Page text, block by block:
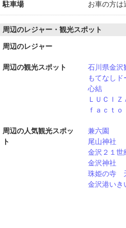
駐車場 お車の方は
周辺のレジャー・観光スポット
周辺のレジャー
周辺の観光スポット
石川県金沢
もてなしド
心結
ＬＵＣＩ
ｆａｃｔｏ
周辺の人気観光スポッ
ト
兼六園
尾山神社
金沢２１世
金沢神社
珠姫の寺
金沢港いき